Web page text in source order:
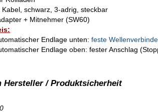
schwarz, 3-adrig, steckbar
+ Mitnehmer (SW60)
Endlage unten:feste
Endlage oben: fester Anschlag